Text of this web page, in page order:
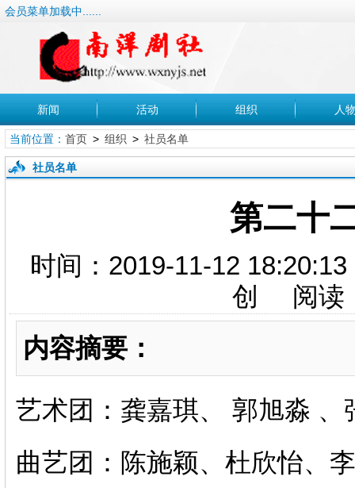
会员菜单加载中......
新闻 活动 组织 人
当前位置： 首页> 组织 > 社员名单
社员名单
第二十
时间：2019-11-12
创 阅读
内容摘要：
艺术团：龚嘉琪、 郭旭淼
曲艺团：陈施颖、杜欣怡、